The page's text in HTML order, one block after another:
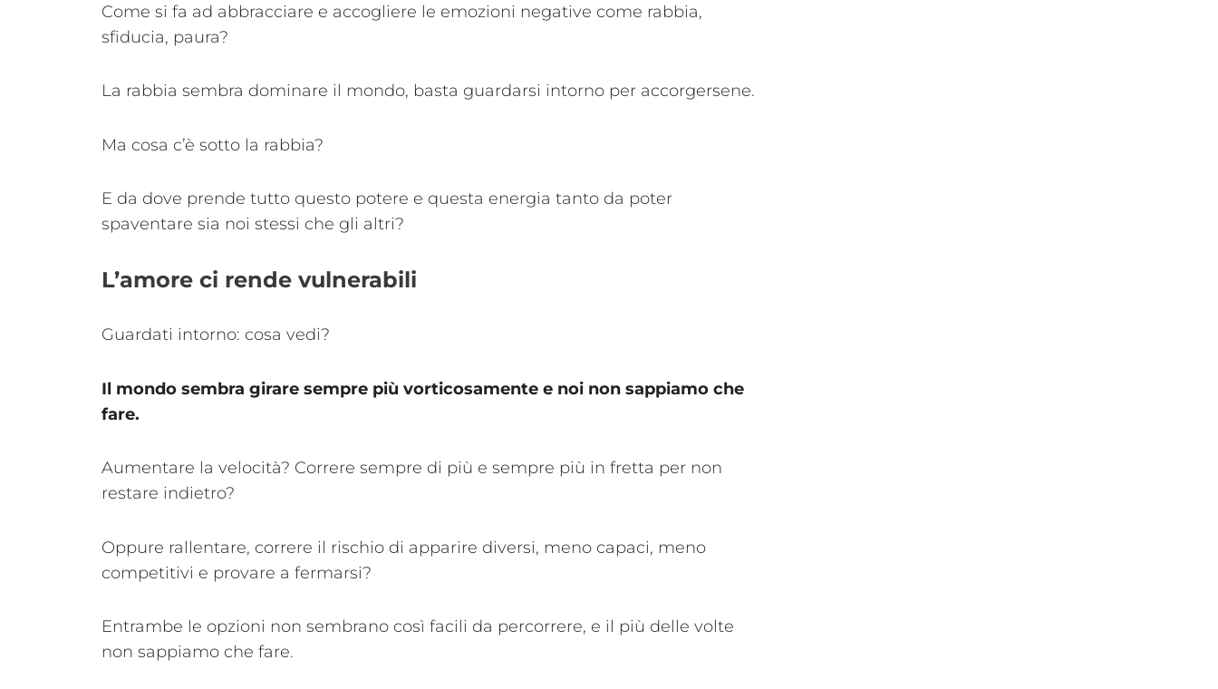
Come si fa ad abbracciare e accogliere le emozioni negative come rabbia,
sfiducia, paura?
La rabbia sembra dominare il mondo, basta guardarsi intorno per accorgersene.
Ma cosa c’è sotto la rabbia?
E da dove prende tutto questo potere e questa energia tanto da poter
spaventare sia noi stessi che gli altri?
L’amore ci rende vulnerabili
Guardati intorno: cosa vedi?
Il mondo sembra girare sempre più vorticosamente e noi non sappiamo che
fare.
Aumentare la velocità? Correre sempre di più e sempre più in fretta per non
restare indietro?
Oppure rallentare, correre il rischio di apparire diversi, meno capaci, meno
competitivi e provare a fermarsi?
Entrambe le opzioni non sembrano così facili da percorrere, e il più delle volte
non sappiamo che fare.